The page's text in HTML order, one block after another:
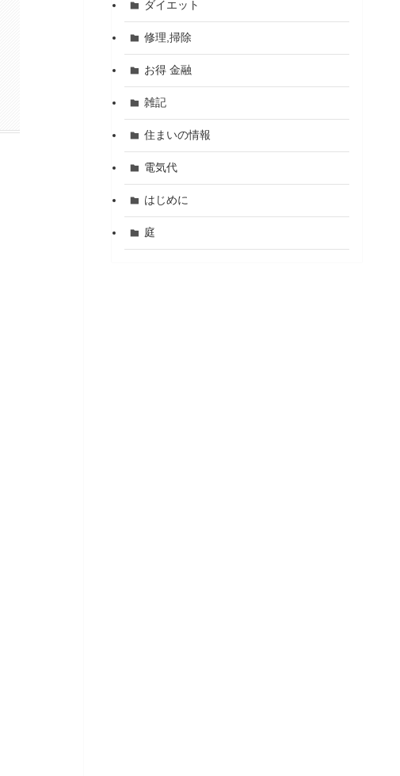
ダイエット
修理,掃除
お得 金融
雑記
住まいの情報
電気代
はじめに
庭